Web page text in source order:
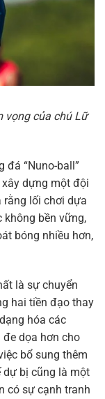
vọng của chú Lữ
đá “Nuno-ball”
dựng một đội
rằng lối chơi dựa
không bền vững,
bóng nhiều hơn,
là sự chuyển
hai tiền đạo thay
hóa các
dọa hơn cho
bổ sung thêm
dự bị cũng là một
có sự cạnh tranh